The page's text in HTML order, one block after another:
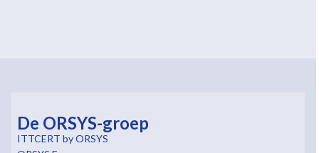
De ORSYS-groep
ITTCERT by ORSYS